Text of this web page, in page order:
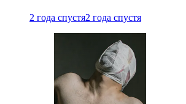
2 года спустя2 года спустя